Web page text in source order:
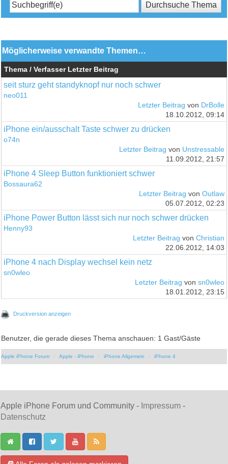
Möglicherweise verwandte Themen…
Thema / Verfasser Letzter Beitrag
seit sturz geht standyknopf nur noch schwer
neo011
Letzter Beitrag von DrBolle
18.10.2012, 09:14
iPhone ein/ausschalt Taste schwer zu drücken
o74n
Letzter Beitrag von Unstressable
11.09.2012, 21:57
iPhone 4 Sleep Button funktioniert schwer
Bossaura62
Letzter Beitrag von Outlaw
05.07.2012, 02:23
iPhone Power Button lässt sich nur noch schwer drücken
Henny93
Letzter Beitrag von Christian
22.06.2012, 14:03
iPhone 4 nach Display wechsel kein netz
sn0wleo
Letzter Beitrag von sn0wleo
18.01.2012, 23:15
Druckversion anzeigen
Benutzer, die gerade dieses Thema anschauen: 1 Gast/Gäste
Apple iPhone Forum Apple - iPhone iPhone Allgemein iPhone 4
Apple iPhone Forum und Community - Impressum -
Datenschutz